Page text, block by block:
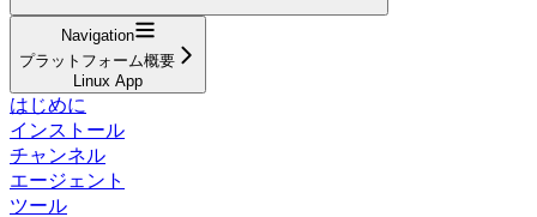
Navigation
プラットフォーム概要
Linux App
はじめに
インストール
チャンネル
エージェント
ツール